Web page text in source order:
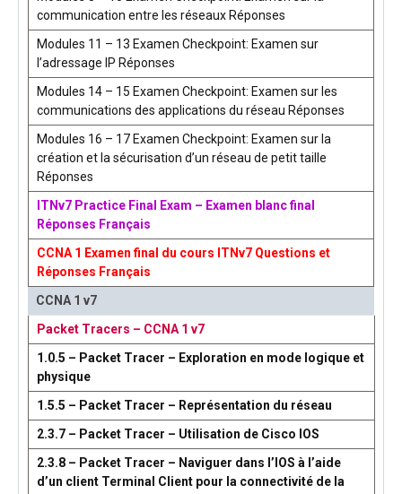
communication entre les réseaux Réponses
Modules 11 – 13 Examen Checkpoint: Examen sur
l’adressage IP Réponses
Modules 14 – 15 Examen Checkpoint: Examen sur les
communications des applications du réseau Réponses
Modules 16 – 17 Examen Checkpoint: Examen sur la
création et la sécurisation d’un réseau de petit taille
Réponses
ITNv7 Practice Final Exam – Examen blanc final
Réponses Français
CCNA 1 Examen final du cours ITNv7 Questions et
Réponses Français
CCNA 1 v7
Packet Tracers – CCNA 1 v7
1.0.5 – Packet Tracer – Exploration en mode logique et
physique
1.5.5 – Packet Tracer – Représentation du réseau
2.3.7 – Packet Tracer – Utilisation de Cisco IOS
2.3.8 – Packet Tracer – Naviguer dans l’IOS à l’aide
d’un client Terminal Client pour la connectivité de la